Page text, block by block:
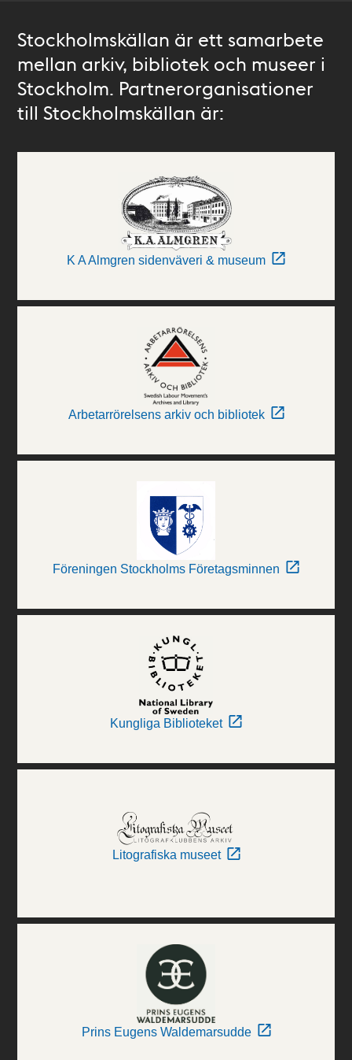
Stockholmskällan är ett samarbete
mellan arkiv, bibliotek och museer i
Stockholm. Partnerorganisationer
till Stockholmskällan är:
K A Almgren sidenväveri & museum
Arbetarrörelsens arkiv och bibliotek
Föreningen Stockholms Företagsminnen
Kungliga Biblioteket
Litografiska museet
Prins Eugens Waldemarsudde